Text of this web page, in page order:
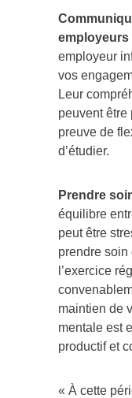
employeurs
employeur
vos
Leur
peuvent être
preuve de
d’étudier.
Prendre
équilibre
peut être
prendre soin
l’exercice
maintien de
mentale est
productif et
« À cette